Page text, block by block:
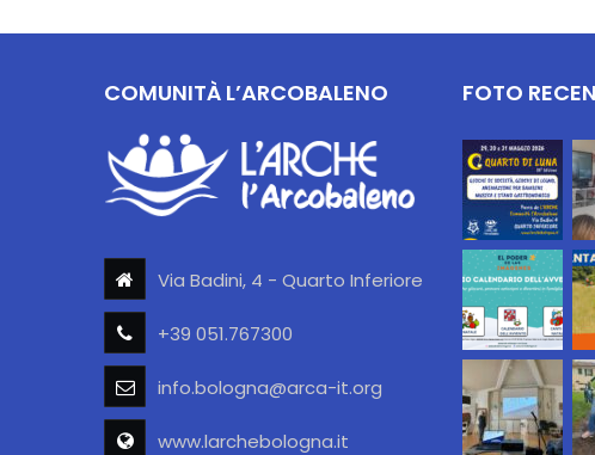
COMUNITÀ L’ARCOBALENO
Via Badini, 4 - Quarto Inferiore
+39 051.767300
info.bologna@arca-it.org
www.larchebologna.it
FOTO